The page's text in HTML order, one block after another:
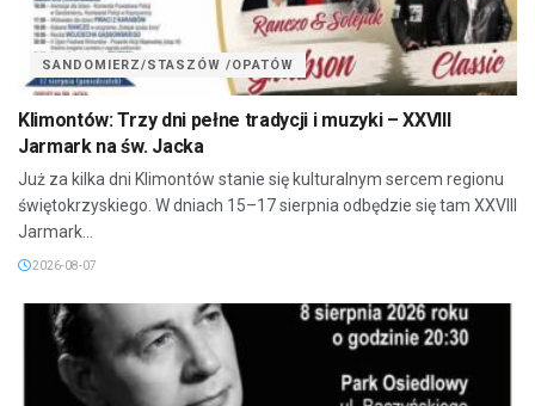
SANDOMIERZ/STASZÓW /OPATÓW
Klimontów: Trzy dni pełne tradycji i muzyki – XXVIII
Jarmark na św. Jacka
Już za kilka dni Klimontów stanie się kulturalnym sercem regionu
świętokrzyskiego. W dniach 15–17 sierpnia odbędzie się tam XXVIII
Jarmark...
2026-08-07